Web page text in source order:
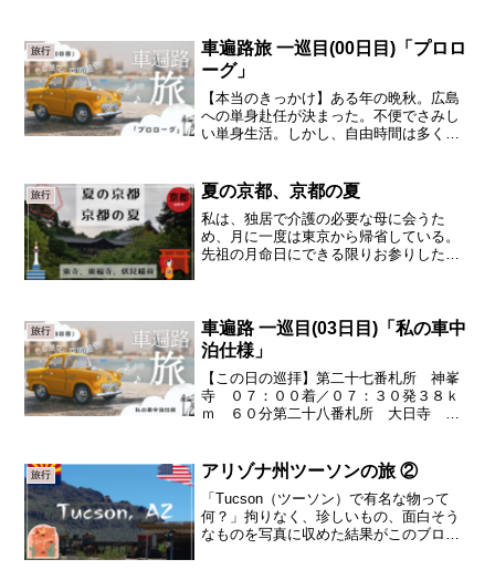
５着／１０：０５発７．７ｋｍ ２５分
第八十五番札所 八栗寺 ...
旅行
車遍路旅 一巡目(00日目)「プロロ
ーグ」
【本当のきっかけ】ある年の晩秋。広島
への単身赴任が決まった。不便でさみし
い単身生活。しかし、自由時間は多くな
えは明らかに誤りだ。出だしが肝心。今
行動しなければ、どこにも...
旅行 夏の京都、京都の夏
私は、独居で介護の必要な母に会うた
め、月に一度は東京から帰省している。
先祖の月命日にできる限りお参りしたい
家庭も仕事もある。大阪月一...
旅行
車遍路 一巡目(03日目)「私の車中
泊仕様」
【この日の巡拝】第二十七番札所 神峯
寺 ０７：００着／０７：３０発３８ｋ
ｍ ６０分第二十八番札所 大日寺 ０
０着／０９：３５発９．４ｋｍ １５分
第三十番札所 善楽寺 ０...
旅行 アリゾナ州ツーソンの旅 ②
「Tucson（ツーソン）で有名な物って
何？」拘りなく、珍しいもの、面白そう
なものを写真に収めた結果がこのブロ